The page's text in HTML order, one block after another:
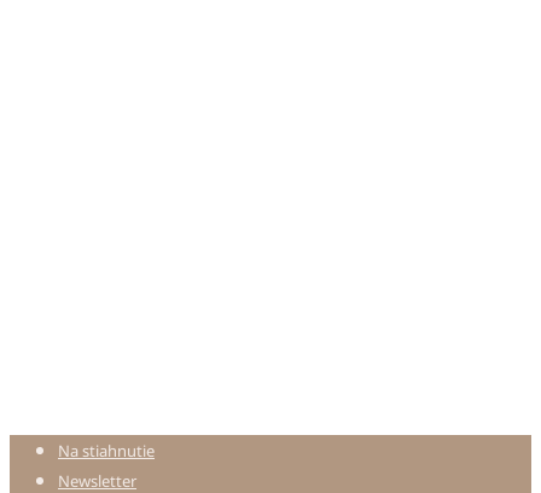
Na stiahnutie
Newsletter